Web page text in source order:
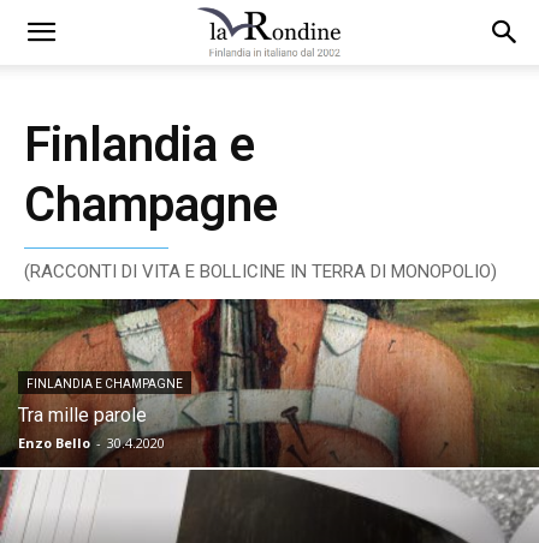
Finlandia e
Champagne
(RACCONTI DI VITA E BOLLICINE IN TERRA DI MONOPOLIO)
FINLANDIA E CHAMPAGNE
Tra mille parole
Enzo Bello - 30.4.2020